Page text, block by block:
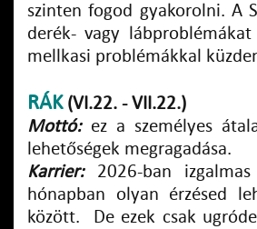
szinten fogod gyakorolni. A
derék- vagy
mellkasi problémákkal
RÁK (VI.22. - VII.22.)
Mottó: ez a személyes
lehetőségek megragadása.
Karrier:2026-ban
hónapban olyan érzésed
között. De ezek csak